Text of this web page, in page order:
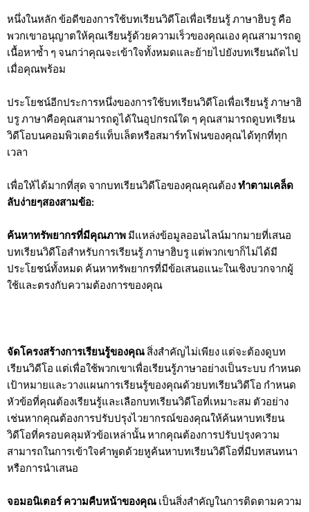
หนึ่งในหลัก ข้อดีของการใช้บทเรียนวิดีโอเพื่อเรียนรู้ ภาษาฮิบรู คือ
พวกเขาอนุญาตให้คุณเรียนรู้ด้วยความเร็วของคุณเอง คุณสามารถดู
เนื้อหาซ้ำ ๆ จนกว่าคุณจะเข้าใจทั้งหมดและย้ายไปยังบทเรียนถัดไป
เมื่อคุณพร้อม
ประโยชน์อีกประการหนึ่งของการใช้บทเรียนวิดีโอเพื่อเรียนรู้ ภาษาฮิ
บรู ภาษาคือคุณสามารถดูได้ในอุปกรณ์ใด ๆ คุณสามารถดูบทเรียน
วิดีโอบนคอมพิวเตอร์แท็บเล็ตหรือสมาร์ทโฟนของคุณได้ทุกที่ทุก
เวลา
เพื่อให้ได้มากที่สุด จากบทเรียนวิดีโอของคุณคุณต้องทำตามเคล็ด
ลับง่ายๆสองสามข้อ:
ค้นหาทรัพยากรที่มีคุณภาพ มีแหล่งข้อมูลออนไลน์มากมายที่เสนอ
บทเรียนวิดีโอสำหรับการเรียนรู้ ภาษาฮิบรู แต่พวกเขาก็ไม่ได้มี
ประโยชน์ทั้งหมด ค้นหาทรัพยากรที่มีข้อเสนอแนะในเชิงบวกจากผู้
ใช้และตรงกับความต้องการของคุณ
จัดโครงสร้างการเรียนรู้ของคุณ สิ่งสำคัญไม่เพียง แต่จะต้องดูบท
เรียนวิดีโอ แต่เพื่อใช้พวกเขาเพื่อเรียนรู้ภาษาอย่างเป็นระบบ กำหนด
เป้าหมายและวางแผนการเรียนรู้ของคุณด้วยบทเรียนวิดีโอ กำหนด
หัวข้อที่คุณต้องเรียนรู้และเลือกบทเรียนวิดีโอที่เหมาะสม ตัวอย่าง
เช่นหากคุณต้องการปรับปรุงไวยากรณ์ของคุณให้ค้นหาบทเรียน
วิดีโอที่ครอบคลุมหัวข้อเหล่านั้น หากคุณต้องการปรับปรุงความ
สามารถในการเข้าใจคำพูดด้วยหูค้นหาบทเรียนวิดีโอที่มีบทสนทนา
หรือการนำเสนอ
จอมอนิเตอร์ ความคืบหน้าของคุณ เป็นสิ่งสำคัญในการติดตามความ